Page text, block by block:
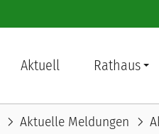
Aktuell
Rathaus
chevron_right Aktuelle Meldungen chevron_right